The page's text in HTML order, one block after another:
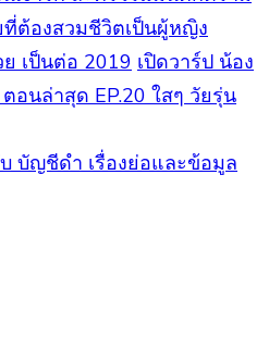
ที่ต้องสวมชีวิตเป็นผู้หญิง
เปิดวาร์ป น้อง
อนล่าสุด EP.20 ใสๆ วัยรุ่น
บัญชีดำ เรื่องย่อและข้อมูล